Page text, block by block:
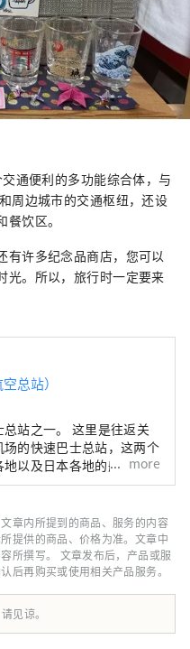
通便利的多功能综合体，与
周边城市的交通枢纽，还设
饮区。
有许多纪念品商店，您可以
光。所以，旅行时一定要来
总站）
站之一。 这里是往返关
的快速巴士总站，这两个
以及日本各地的航班。
巴士总站，因此您可以品
不仅人们在等公交车时会
天都会来这里购物。 位
蓬特广场”以一个巨大的
熠熠生辉。这片露天空间
收眼底，是各个年龄段人
所。
more
章内所提到的商品、服务的内容
提供的商品、价格为准。文章中
所撰写。 文章发布后，产品或服
后再购买或使用相关产品服务。
见谅。